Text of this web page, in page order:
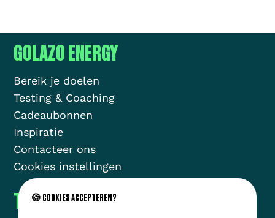
GOLAZO ENERGY
Bereik je doelen
Testing & Coaching
Cadeaubonnen
Inspiratie
Contacteer ons
Cookies instellingen
THE GOLAZO MOVEMENT
🍪 COOKIES ACCEPTEREN?